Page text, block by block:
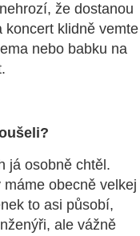
že dostanou
koncert klidně vemte
nebo babku na
já osobně chtěl.
obecně velkej
to asi působí,
ale vážně